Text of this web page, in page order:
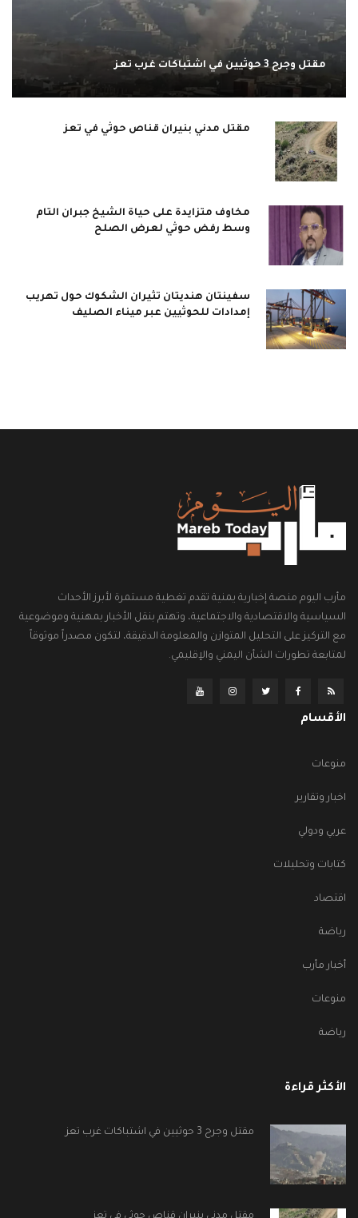
مقتل وجرح 3 حوثيين في اشتباكات غرب تعز
مقتل مدني بنيران قناص حوثي في تعز
مخاوف متزايدة على حياة الشيخ جبران التام
وسط رفض حوثي لعرض الصلح
سفينتان هنديتان تثيران الشكوك حول تهريب
إمدادات للحوثيين عبر ميناء الصليف
مأرب اليوم منصة إخبارية يمنية تقدم تغطية مستمرة لأبرز الأحداث
السياسية والاقتصادية والاجتماعية، وتهتم بنقل الأخبار بمهنية وموضوعية
مع التركيز على التحليل المتوازن والمعلومة الدقيقة، لتكون مصدراً موثوقاً
لمتابعة تطورات الشأن اليمني والإقليمي.
الأقسام
منوعات
اخبار وتقارير
عربي ودولي
كتابات وتحليلات
اقتصاد
رياضة
أخبار مأرب
منوعات
رياضة
الأكثر قراءة
مقتل وجرح 3 حوثيين في اشتباكات غرب تعز